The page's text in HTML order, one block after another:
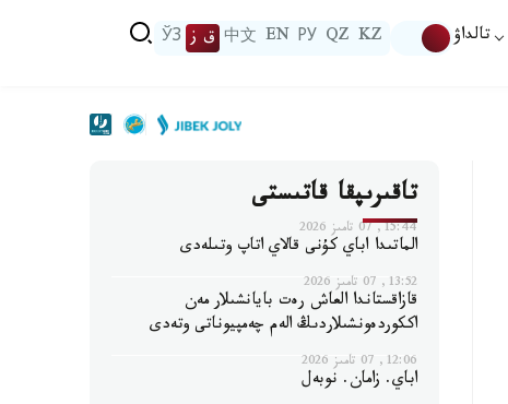
تالداۋ KZ
QZ
РУ
EN
中文 ق ز ЎЗ
تاقىرىپقا قاتىستى
15:44, 07 تامىز 2026
الماتىدا اباي كۇنى قالاي اتاپ وتىلەدى
13:52, 07 تامىز 2026
قازاقستاندا العاش رەت بايانشىلار مەن
اككوردەونشىلاردىڭ الەم چەمپيوناتى وتەدى
12:06, 07 تامىز 2026
اباي. زامان. نوبەل